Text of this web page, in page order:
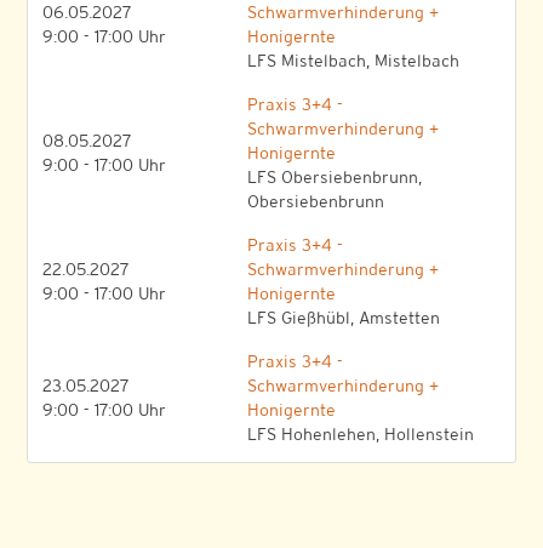
06.05.2027
9:00 - 17:00 Uhr
Schwarmverhinderung +
Honigernte
LFS Mistelbach, Mistelbach
08.05.2027
9:00 - 17:00 Uhr
Praxis 3+4 -
Schwarmverhinderung +
Honigernte
LFS Obersiebenbrunn,
Obersiebenbrunn
22.05.2027
9:00 - 17:00 Uhr
Praxis 3+4 -
Schwarmverhinderung +
Honigernte
LFS Gießhübl, Amstetten
23.05.2027
9:00 - 17:00 Uhr
Praxis 3+4 -
Schwarmverhinderung +
Honigernte
LFS Hohenlehen, Hollenstein